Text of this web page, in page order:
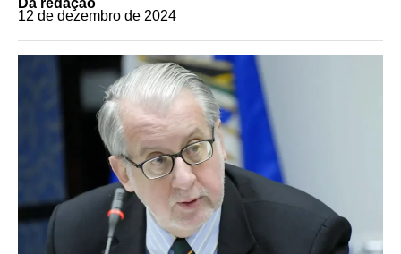
Da redação
12 de dezembro de 2024